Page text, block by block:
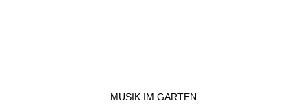
MUSIK IM GARTEN